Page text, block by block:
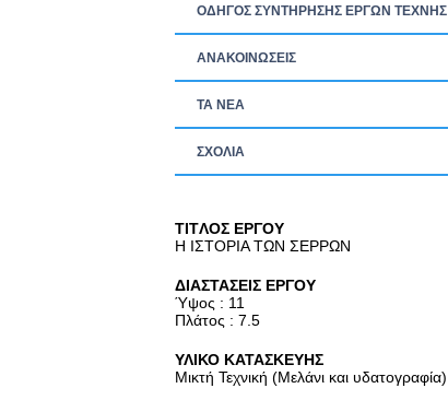
ΟΔΗΓΟΣ ΣΥΝΤΗΡΗΣΗΣ ΕΡΓΩΝ ΤΕΧΝΗΣ
ΑΝΑΚΟΙΝΩΣΕΙΣ
ΤΑ ΝEΑ
ΣΧΟΛΙΑ
TITΛΟΣ ΕΡΓΟΥ
Η ΙΣΤΟΡΙΑ ΤΩΝ ΣΕΡΡΩΝ
ΔΙΑΣΤΑΣΕΙΣ ΕΡΓΟΥ
Ύψος : 11
Πλάτος : 7.5
ΥΛΙΚΟ ΚΑΤΑΣΚΕΥΗΣ
Μικτή Τεχνική (Μελάνι και υδατογραφία)